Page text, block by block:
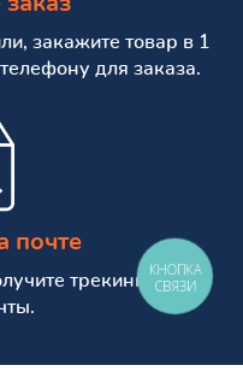
закажите товар в 1
для заказа.
почте
трекинг номер
КНОПКА
СВЯЗИ